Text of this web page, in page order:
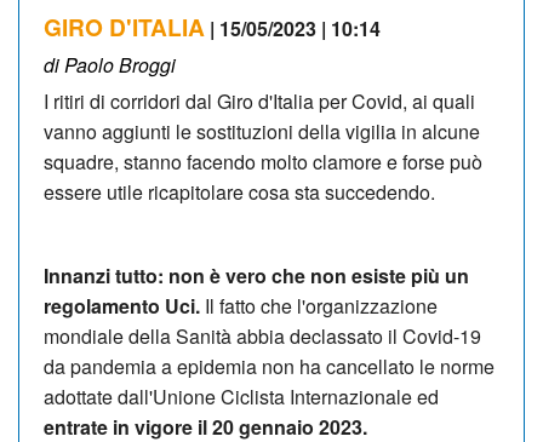
GIRO D'ITALIA | 15/05/2023 | 10:14
di Paolo Broggi
I ritiri di corridori dal Giro d'Italia per Covid, ai quali
vanno aggiunti le sostituzioni della vigilia in alcune
squadre, stanno facendo molto clamore e forse può
essere utile ricapitolare cosa sta succedendo.
Innanzi tutto: non è vero che non esiste più un
regolamento Uci. Il fatto che l'organizzazione
mondiale della Sanità abbia declassato il Covid-19
da pandemia a epidemia non ha cancellato le norme
adottate dall'Unione Ciclista Internazionale ed
entrate in vigore il 20 gennaio 2023.